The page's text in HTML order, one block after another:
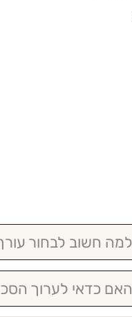
למה חשוב לבחור
האם כדאי לערוך